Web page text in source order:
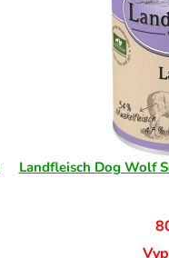
Landfleisch Dog Wolf